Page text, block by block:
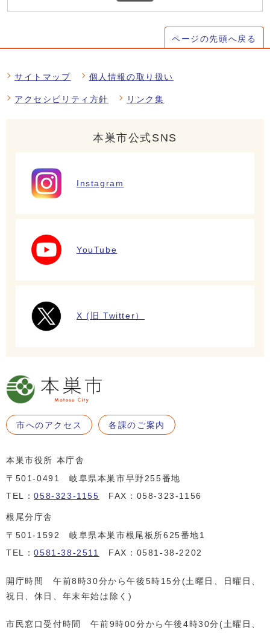
ページの先頭へ戻る
サイトマップ 個人情報の取り扱い
アクセシビリティ方針 リンク集
本巣市公式SNS
Instagram
YouTube
X (旧 Twitter）
市へのアクセス 各課のご案内
本巣市役所 本庁舎
〒501-0491 岐阜県本巣市早野255番地
TEL：058-323-1155 FAX：058-323-1156
根尾分庁舎
〒501-1592 岐阜県本巣市根尾板所625番地1
TEL：0581-38-2511 FAX：0581-38-2202
開庁時間 午前8時30分から午後5時15分(土曜日、日曜日、
祝日、休日、年末年始は除く)
市民窓口受付時間 午前9時00分から午後4時30分(土曜日、